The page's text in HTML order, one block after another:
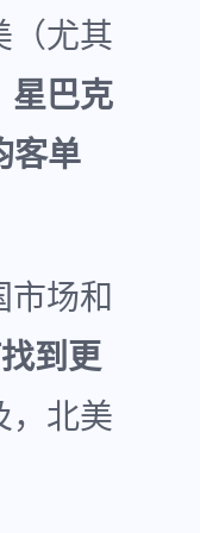
（尤其
星巴克
客单
场和
到更
，北美